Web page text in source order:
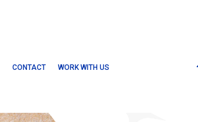
CONTACT WORK WITH US